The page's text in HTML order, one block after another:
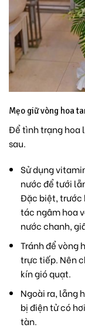
Mẹo giữ vòng hoa
Để tình trạng hoa
sau.
Sử dụng
nước để tưới
Đặc biệt, trước
tác ngâm hoa
nước chanh,
Tránh để vòng
trực tiếp. Nên
kín gió quạt.
Ngoài ra, lẵng
bị điện tử có
tàn.